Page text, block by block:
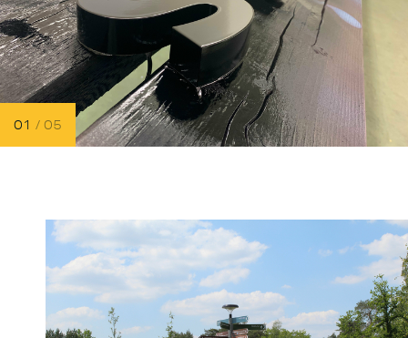
02 / 05